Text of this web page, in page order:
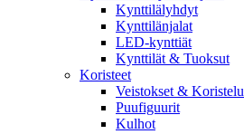
Kynttilälyhdyt
Kynttilänjalat
LED-kynttiät
Kynttilät & Tuoksut
Koristeet
Veistokset & Koristelu
Puufiguurit
Kulhot